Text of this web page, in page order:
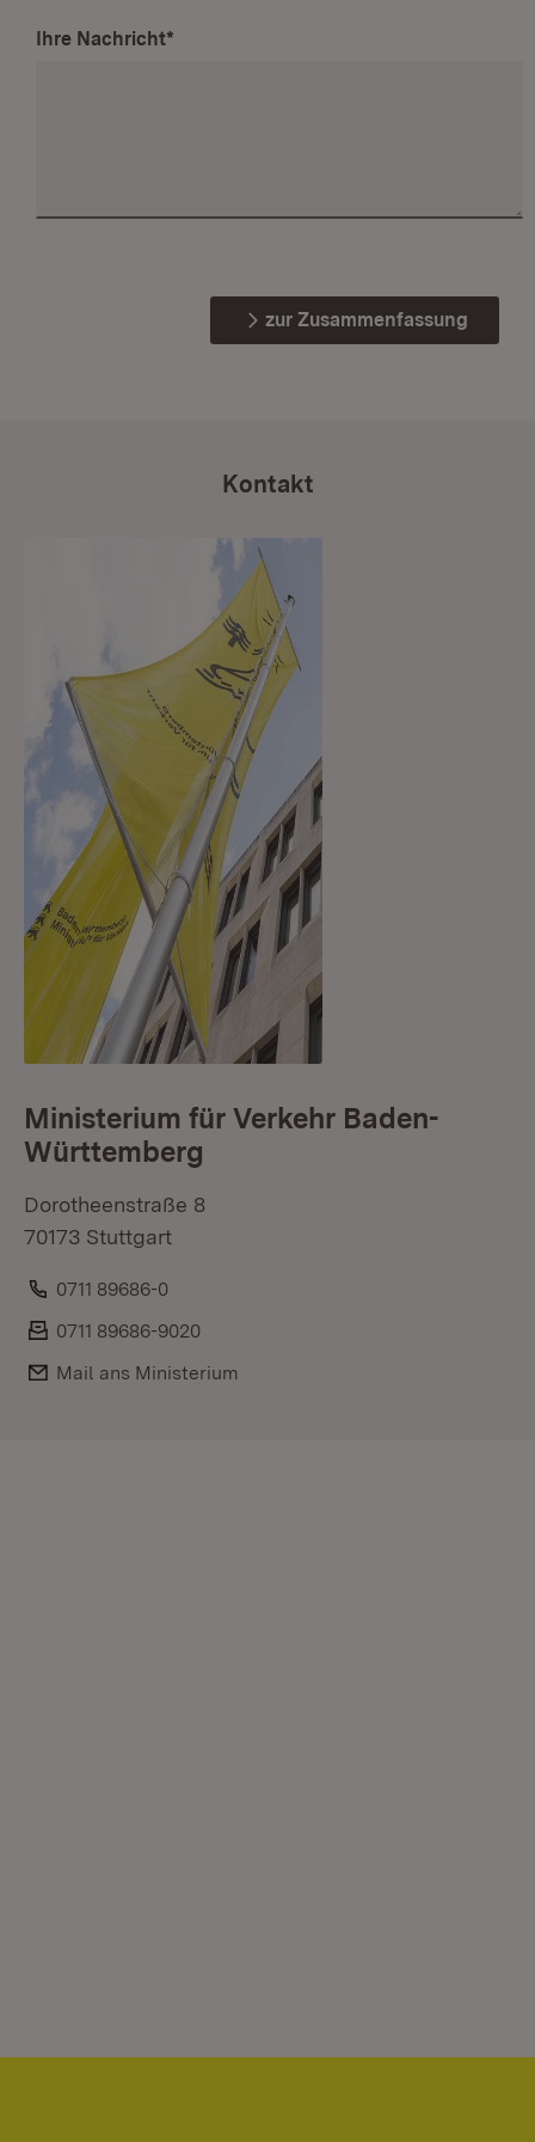
Ihre Nachricht*
zur Zusammenfassung
Kontakt
Ministerium für Verkehr Baden-
Württemberg
Dorotheenstraße 8
70173 Stuttgart
Telefon:
0711 89686-0
Fax:
0711 89686-9020
E-Mail:
Mail ans Ministerium